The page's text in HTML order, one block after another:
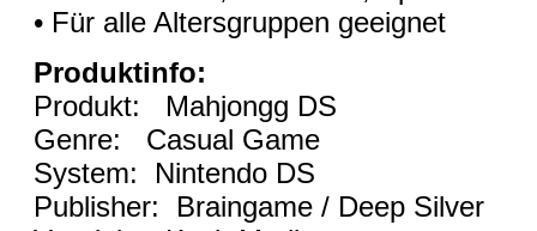
• Für alle Altersgruppen geeignet
Produktinfo:
Produkt: Mahjongg DS
Genre: Casual Game
System: Nintendo DS
Publisher: Braingame / Deep Silver